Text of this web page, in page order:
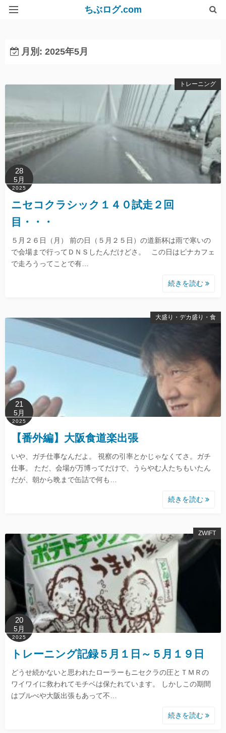
ちぶログ.com
月別: 2025年5月
トレーニング
28
5月
2025
ニセコクラシック１４０試走２回
目・・・
５月２６日（月） 前の日（５月２５日）の道新杯は雨で寒いの
で会場まで行ってＤＮＳしたんだけどさ。 この日はピナカフェ
で走ろうってことで有…
続きを読む
大盛り・デカ盛り・食
21
5月
2025
【番外編】大阪食道楽出張
いや、ガチ仕事なんだよ。 視察の引率とかじゃなくてさ。ガチ
仕事。 ただ、会場が万博ってだけで、うらやむ人たちもいたん
だが、朝から晩まで缶詰で何も…
続きを読む
ZWIFT
20
5月
2025
トレーニング記録５月１日～５月１９日
どうせ続かないと思われたローラーもニセクラの圧とＴＭＲの
ワイワイに救われてモチベは保たれています。 しかしこの期間
はブルべや大阪出張もあって不…
続きを読む